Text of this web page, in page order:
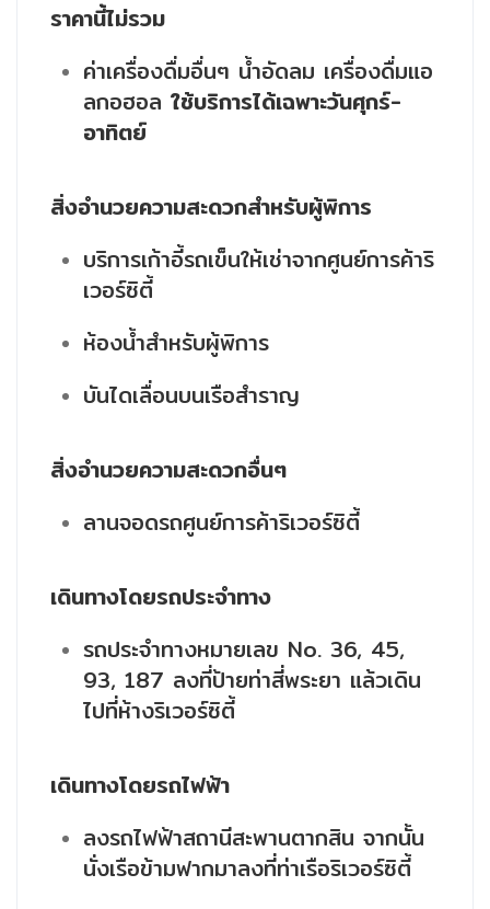
ราคานี้ไม่รวม
ค่าเครื่องดื่มอื่นๆ น้ำอัดลม เครื่องดื่มแอ
ลกอฮอล ใช้บริการได้เฉพาะวันศุกร์-
อาทิตย์
สิ่งอำนวยความสะดวกสำหรับผู้พิการ
บริการเก้าอี้รถเข็นให้เช่าจากศูนย์การค้าริ
เวอร์ซิตี้
ห้องน้ำสำหรับผู้พิการ
บันไดเลื่อนบนเรือสำราญ
สิ่งอำนวยความสะดวกอื่นๆ
ลานจอดรถศูนย์การค้าริเวอร์ซิตี้
เดินทางโดยรถประจำทาง
รถประจำทางหมายเลข No. 36, 45,
93, 187 ลงที่ป้ายท่าสี่พระยา แล้วเดิน
ไปที่ห้างริเวอร์ซิตี้
เดินทางโดยรถไฟฟ้า
ลงรถไฟฟ้าสถานีสะพานตากสิน จากนั้น
นั่งเรือข้ามฟากมาลงที่ท่าเรือริเวอร์ซิตี้